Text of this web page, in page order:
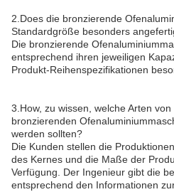
2.Does die bronzierende
Standardgröße besonders
Die bronzierende
entsprechend ihren jeweiligen
Produkt-Reihenspezifikationen
3.How, zu wissen, welche Arten
bronzierenden
werden sollten?
Die Kunden stellen die
des Kernes und die Maße der
Verfügung. Der Ingenieur gibt die
entsprechend den Informationen